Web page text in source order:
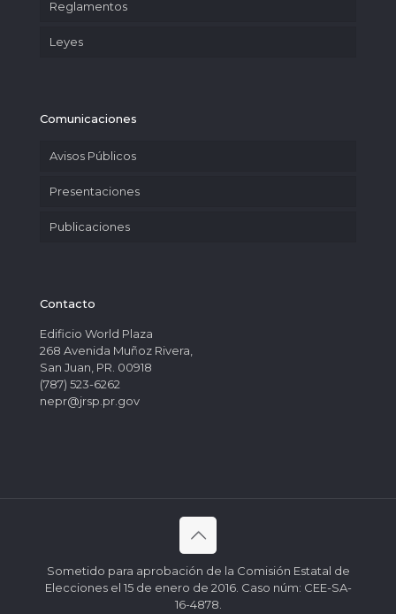
Reglamentos
Leyes
Comunicaciones
Avisos Públicos
Presentaciones
Publicaciones
Contacto
Edificio World Plaza
268 Avenida Muñoz Rivera,
San Juan, PR. 00918
(787) 523-6262
nepr@jrsp.pr.gov
Sometido para aprobación de la Comisión Estatal de
Elecciones el 15 de enero de 2016. Caso núm: CEE-SA-
16-4878.